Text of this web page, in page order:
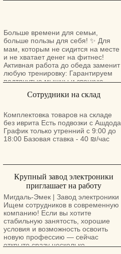
Больше времени для семьи,
больше пользы для себя! ✨ Для
мам, которым не сидится на месте
и не хватает денег на фитнес!
Активная работа до обеда заменит
любую тренировку: Гарантируем
подтянутые мышцы и звонкую
Звоните т. 050-447-80-88
Сотрудники на склад
Комплектовка товаров на складе
без иврита Есть подвозки с Ашдода
График только утренний с 9:00 до
18:00 Базовая ставка - 40 ₪/час
Крупный завод электроники
приглашает на работу
Мигдаль-Эмек | Завод электроники
Ищем сотрудников в современную
компанию! Если вы хотите
стабильную занятость, хорошие
условия и возможность освоить
новую профессию — сейчас
открыто сразу несколько